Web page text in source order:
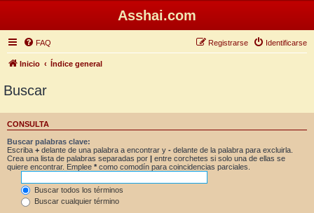
Asshai.com
FAQ Identificarse
Registrarse
Inicio Índice general
Buscar
CONSULTA
Buscar palabras clave:
Escriba + delante de una palabra a encontrar y - delante de la palabra para excluirla.
Crea una lista de palabras separadas por | entre corchetes si solo una de ellas se
quiere encontrar. Emplee * como comodín para coincidencias parciales.
Buscar todos los términos
Buscar cualquier término